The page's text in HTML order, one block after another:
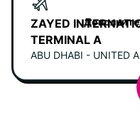
ZAYED
TERMINAL A
ABU DHABI - UNITED